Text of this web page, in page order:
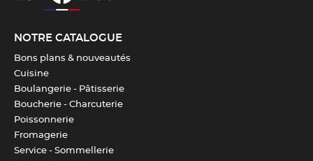
Matériau
Nombre de pièces
Couleur(s)
NOTRE CATALOGUE
Bons plans & nouveautés
Cuisine
Boulangerie - Pâtisserie
Boucherie - Charcuterie
Poissonnerie
Fromagerie
Service - Sommellerie